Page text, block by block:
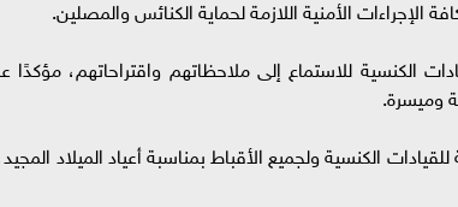
الإجراءات الأمنية اللازمة لحماية الكنائس والمصلين.
الكنسية للاستماع إلى ملاحظاتهم واقتراحاتهم، مؤكدًا
وميسرة.
الكنسية ولجميع الأقباط بمناسبة أعياد الميلاد